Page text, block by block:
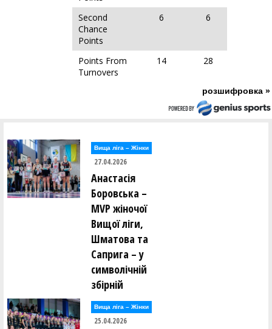
Second
Chance
Points
6 6
Points From
Turnovers
14 28
розшифровка »
Вища лiга – Жiнки
27.04.2026
Анастасія
Боровська –
MVP жіночої
Вищої ліги,
Шматова та
Саприга – у
символічній
збірній
Вища лiга – Жiнки
25.04.2026